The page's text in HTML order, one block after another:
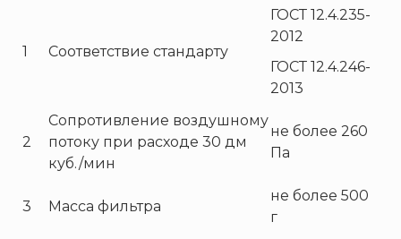
Риэлта
Русинтэк
Сalisia Vulcan
Сибирский Арсенал
1 Соответствие стандарту
ГОСТ 12.4.235-
2012
ГОСТ 12.4.246-
2013
2
Сопротивление воздушному
потоку при расходе 30 дм
куб./мин
не более 260
Па
3 Масса фильтра
не более 500
г